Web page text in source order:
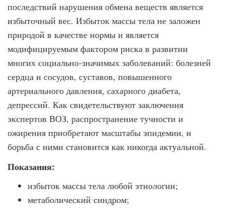
последствий нарушения обмена веществ является
избыточный вес. Избыток массы тела не заложен
природой в качестве нормы и является
модифицируемым фактором риска в развитии
многих социально-значимых заболеваний: болезней
сердца и сосудов, суставов, повышенного
артериального давления, сахарного диабета,
депрессий. Как свидетельствуют заключения
экспертов ВОЗ, распространение тучности и
ожирения приобретают масштабы эпидемии, и
борьба с ними становится как никогда актуальной.
Показания:
избыток массы тела любой этиологии;
метаболический синдром;